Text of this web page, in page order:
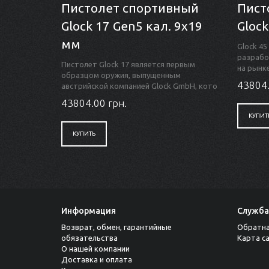
Пистолет спортивный
Glock 17 Gen5 кал. 9x19
мм
Пистолет Glock 17 является первым
образцом оружия, выпущенным
австрийской компанией Glock GmbH, кото
43804.00 грн.
КУПИТЬ
Glock
на
Информация
Возврат, обмен, гарантийные
обязательства
О нашей компании
Доставка и оплата
Карта